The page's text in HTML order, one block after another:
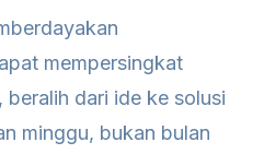
mempersingkat
beralih dari ide ke solusi
minggu, bukan bulan